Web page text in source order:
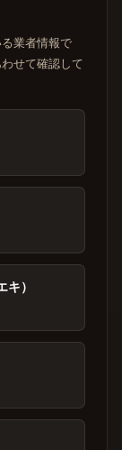
業者情報で
せて確認して
）